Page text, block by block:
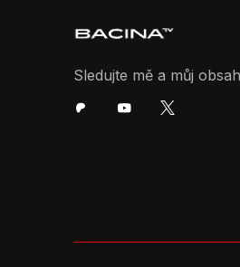
Sledujte mě a můj